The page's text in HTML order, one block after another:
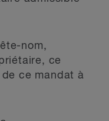
nom,
ce
ce mandat à